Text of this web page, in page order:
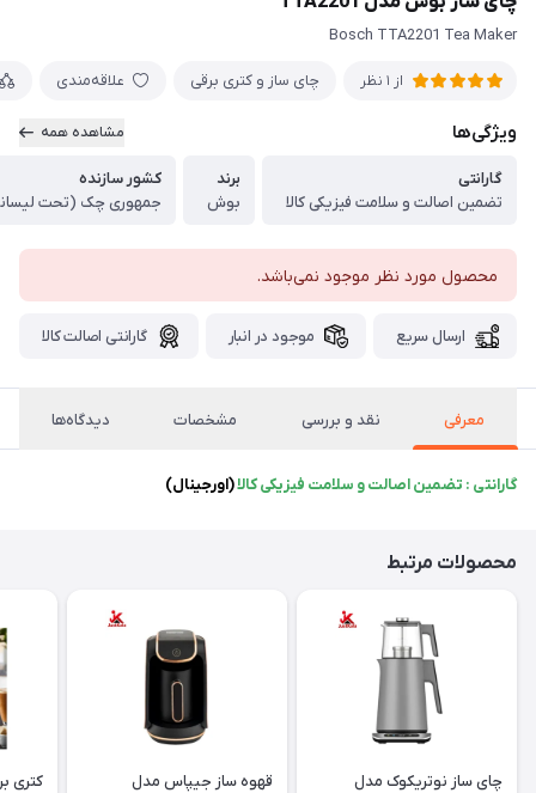
Bosch TTA2201 Tea Maker
از 1 نظر چای ساز و کتری برقی علاقه‌مندی
ویژگی‌ها مشاهده همه
گارانتی
تضمین اصالت و سلامت فیزیکی کالا
برند
بوش
کشور سازنده
جمهوری چک (تحت
محصول مورد نظر موجود نمی‌باشد.
ارسال سریع موجود در انبار گارانتی اصالت کالا
معرفی نقد و بررسی مشخصات دیدگاه‌ها
گارانتی : تضمین اصالت و سلامت فیزیکی کالا(اورجینال)
محصولات مرتبط
چای ساز نوتریکوک مدل
قهوه ساز جیپاس مدل
کتری